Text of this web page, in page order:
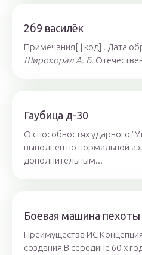
2б9 василёк
Примечания[ | код] . Дата
Широкорад А. Б.
Гаубица д-30
О способностях ударного
выполнен по нормальной
дополнительным...
Боевая машина
Преимущества ИС
создания В середине 60-х